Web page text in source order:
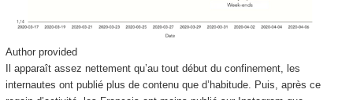
Author provided
Il apparaît assez nettement qu’au tout début du confinement, les
internautes ont publié plus de contenu que d’habitude. Puis, après ce